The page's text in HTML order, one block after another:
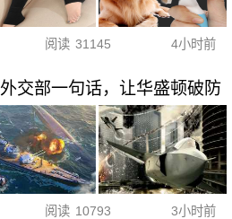
阅读 31145 4小时前
交部一句话，让华盛顿破防
阅读 10793 3小时前